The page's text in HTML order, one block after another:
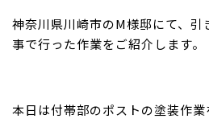
神奈川県川崎市のM様邸にて、引
事で行った作業をご紹介します。
本日は付帯部のポストの塗装作業